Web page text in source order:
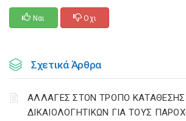
Ναι Οχι
Σχετικά Άρθρα
ΑΛΛΑΓΕΣ ΣΤΟΝ ΤΡΟΠΟ ΚΑΤΑΘΕΣΗΣ
ΔΙΚΑΙΟΛΟΓΗΤΙΚΩΝ ΓΙΑ ΤΟΥΣ